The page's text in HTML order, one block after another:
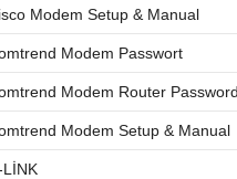
Modem Setup & Manual
Modem Passwort
Modem Router Password
Modem Setup & Manual
LİNK